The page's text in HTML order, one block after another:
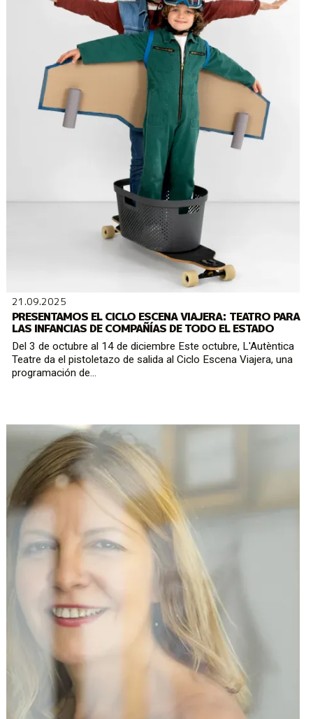
21.09.2025
PRESENTAMOS EL CICLO ESCENA VIAJERA: TEATRO PARA
LAS INFANCIAS DE COMPAÑÍAS DE TODO EL ESTADO
Del 3 de octubre al 14 de diciembre Este octubre, L'Autèntica
Teatre da el pistoletazo de salida al Ciclo Escena Viajera, una
programación de...